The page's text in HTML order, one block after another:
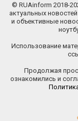
© RUAinform 2018-
актуальных
и объективные
Использование
Продолжая
ознакомились и